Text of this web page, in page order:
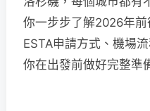
你一步步了解2026年
ESTA申請方式、機場
你在出發前做好完整準